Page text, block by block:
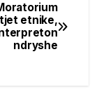
etnike,
ndryshe